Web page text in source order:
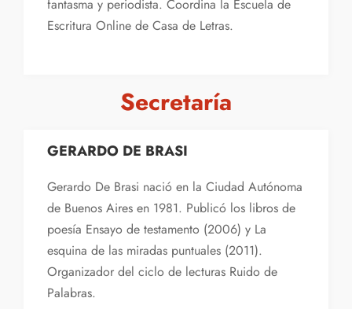
fantasma y periodista. Coordina la Escuela de
Escritura Online de Casa de Letras.
Secretaría
GERARDO DE BRASI
Gerardo De Brasi nació en la Ciudad Autónoma
de Buenos Aires en 1981. Publicó los libros de
poesía Ensayo de testamento (2006) y La
esquina de las miradas puntuales (2011).
Organizador del ciclo de lecturas Ruido de
Palabras.